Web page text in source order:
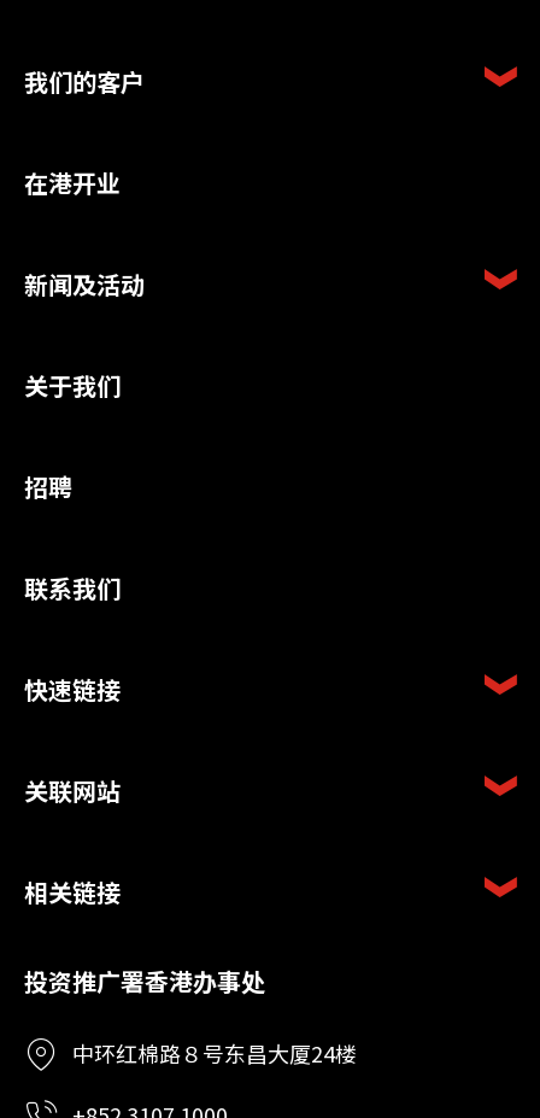
我们的客户
在港开业
新闻及活动
关于我们
招聘
联系我们
快速链接
关联网站
相关链接
投资推广署香港办事处
中环红棉路８号东昌大厦24楼